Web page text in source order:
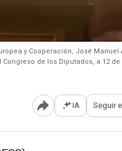
y Cooperación, José
Congreso de los Diputados, a 12
Abrir opciones
IA Seguir